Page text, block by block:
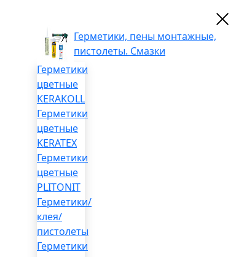
Герметики, пены монтажные,
пистолеты. Смазки
Герметики
цветные
KERAKOLL
Герметики
цветные
KERATEX
Герметики
цветные
PLITONIT
Герметики/
клея/
пистолеты
Герметики